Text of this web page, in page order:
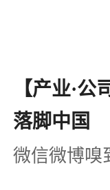
【产业·
落脚中国
微信微博嗅